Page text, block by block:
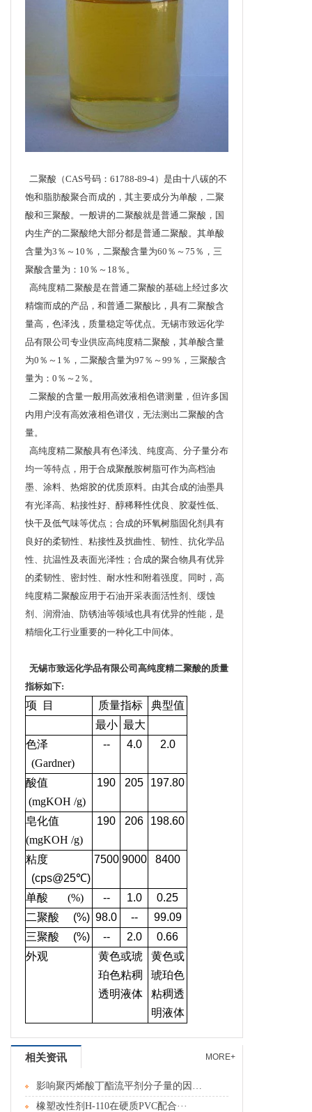
二聚酸（CAS号码：61788-89-4）是由十八碳的不
饱和脂肪酸聚合而成的，其主要成分为单酸，二聚
酸和三聚酸。一般讲的二聚酸就是普通二聚酸，国
内生产的二聚酸绝大部分都是普通二聚酸。其单酸
含量为3％～10％，二聚酸含量为60％～75％，三
聚酸含量为：10％～18％。
高纯度精二聚酸是在普通二聚酸的基础上经过多次
精馏而成的产品，和普通二聚酸比，具有二聚酸含
量高，色泽浅，质量稳定等优点。无锡市致远化学
品有限公司专业供应高纯度精二聚酸，其单酸含量
为0％～1％，二聚酸含量为97％～99％，三聚酸含
量为：0％～2％。
二聚酸的含量一般用高效液相色谱测量，但许多国
内用户没有高效液相色谱仪，无法测出二聚酸的含
量。
高纯度精二聚酸具有色泽浅、纯度高、分子量分布
均一等特点，用于合成聚酰胺树脂可作为高档油
墨、涂料、热熔胶的优质原料。由其合成的油墨具
有光泽高、粘接性好、醇稀释性优良、胶凝性低、
快干及低气味等优点；合成的环氧树脂固化剂具有
良好的柔韧性、粘接性及扰曲性、韧性、抗化学品
性、抗温性及表面光泽性；合成的聚合物具有优异
的柔韧性、密封性、耐水性和附着强度。同时，高
纯度精二聚酸应用于石油开采表面活性剂、缓蚀
剂、润滑油、防锈油等领域也具有优异的性能，是
精细化工行业重要的一种化工中间体。
无锡市致远化学品有限公司高纯度精二聚酸的质量
指标如下:
项 目 质量指标
典型值
最小 最大
色泽
(Gardner)
-- 4.0 2.0
酸值
(mgKOH /g)
190 205 197.80
皂化值
(mgKOH /g)
190 206 198.60
粘度
(cps@25℃)
7500 9000 8400
单酸 (%) -- 1.0
0.25
二聚酸 (%) 98.0 --
99.09
三聚酸 (%)
-- 2.0
0.66
外观
黄色或琥
珀色粘稠
透明液体
黄色或
琥珀色
粘稠透
明液体
MORE+
相关资讯
橡塑改性剂H-110在硬质PVC配合···